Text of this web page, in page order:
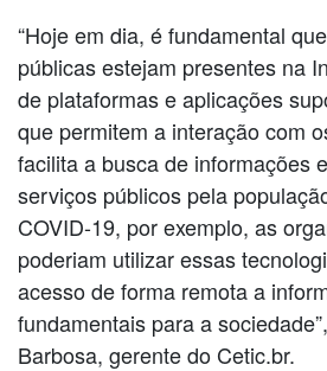
“Hoje em dia, é fundamental
públicas estejam presentes na
de plataformas e aplicações
que permitem a interação com
facilita a busca de informações
serviços públicos pela
COVID-19, por exemplo, as
poderiam utilizar essas
acesso de forma remota a
fundamentais para a
Barbosa, gerente do Cetic.br.